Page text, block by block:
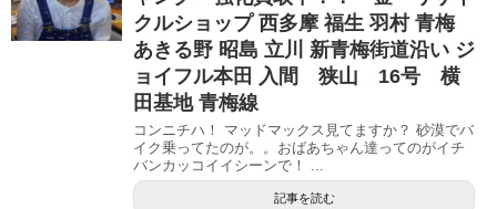
クルショップ 西多摩 福生 羽村 青梅
あきる野 昭島 立川 新青梅街道沿い ジ
ョイフル本田 入間 狭山 16号 横
田基地 青梅線
コンニチハ！ マッドマックス見てますか？ 砂漠でバ
イク乗ってたのが。。おばあちゃん達ってのがイチ
バンカッコイイシーンで！ ...
記事を読む